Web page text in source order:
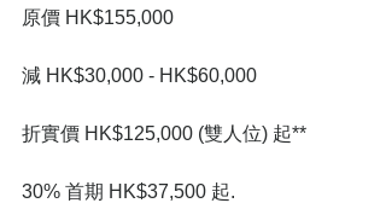
原價 HK$155,000
減 HK$30,000 - HK$60,000
折實價 HK$125,000 (雙人位) 起**
30% 首期 HK$37,500 起.